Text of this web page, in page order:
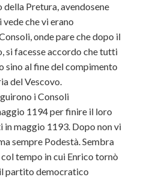
Pretura, avendosene
che vi erano
onde pare che dopo il
facesse accordo che tutti
sino al fine del compimento
del Vescovo.
i Consoli
1194 per finire il loro
in maggio 1193. Dopo non vi
sempre Podestà. Sembra
tempo in cui Enrico tornò
partito democratico